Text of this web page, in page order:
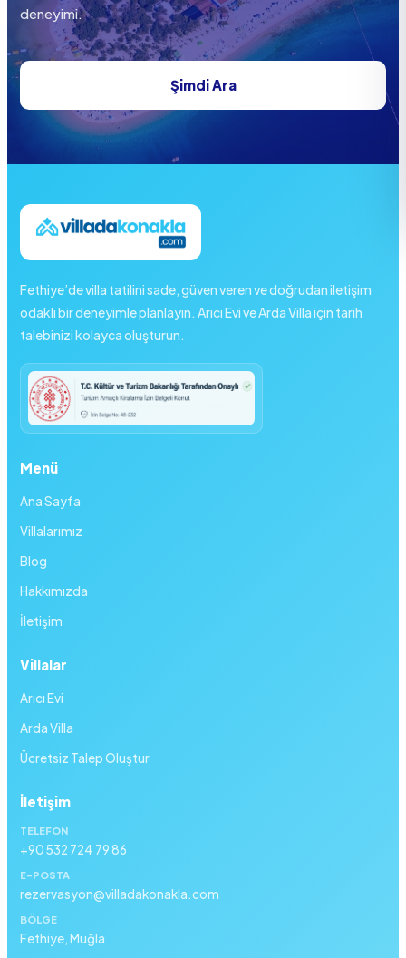
deneyimi.
Şimdi Ara
Fethiye’de villa tatilini sade, güven veren ve doğrudan iletişim
odaklı bir deneyimle planlayın. Arıcı Evi ve Arda Villa için tarih
talebinizi kolayca oluşturun.
Menü
Ana Sayfa
Villalarımız
Blog
Hakkımızda
İletişim
Villalar
Arıcı Evi
Arda Villa
Ücretsiz Talep Oluştur
İletişim
TELEFON
+90 532 724 79 86
E-POSTA
rezervasyon@villadakonakla.com
BÖLGE
Fethiye, Muğla